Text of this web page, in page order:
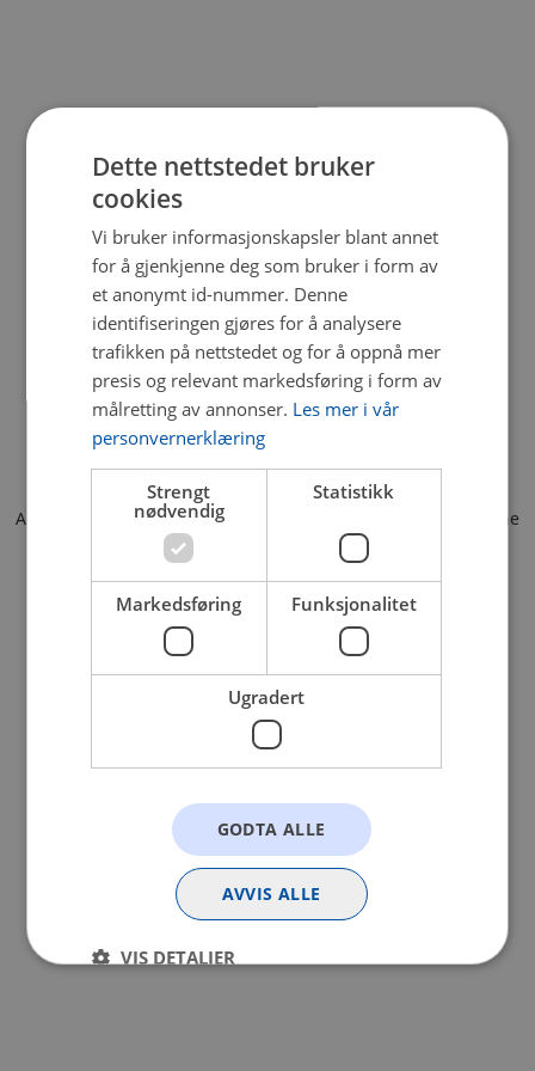
Application error: a client-side exception has occurred (see the
browser console for more information).
Dette nettstedet bruker
cookies
Vi bruker informasjonskapsler blant annet
for å gjenkjenne deg som bruker i form av
et anonymt id-nummer. Denne
identifiseringen gjøres for å analysere
trafikken på nettstedet og for å oppnå mer
presis og relevant markedsføring i form av
målretting av annonser. Les mer i vår
personvernerklæring
Strengt
nødvendig
Statistikk
Markedsføring Funksjonalitet
Ugradert
GODTA ALLE
AVVIS ALLE
VIS DETALJER